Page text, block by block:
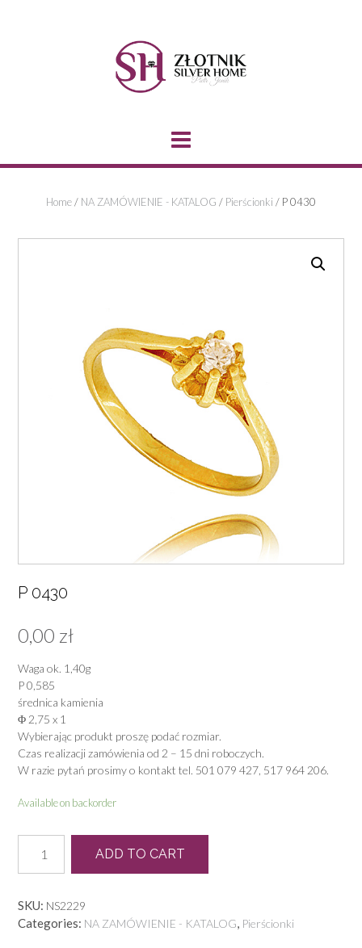
Home/ NA ZAMÓWIENIE - KATALOG / Pierścionki / P 0430
P 0430
0,00 zł
Waga ok. 1,40g
P 0,585
średnica kamienia
Φ 2,75 x 1
Wybierając produkt proszę podać rozmiar.
Czas realizacji zamówienia od 2 – 15 dni roboczych.
W razie pytań prosimy o kontakt tel. 501 079 427, 517 964 206.
Available on backorder
0430
quantity
ADD TO CART
SKU: NS2229
Categories: NA ZAMÓWIENIE - KATALOG, Pierścionki